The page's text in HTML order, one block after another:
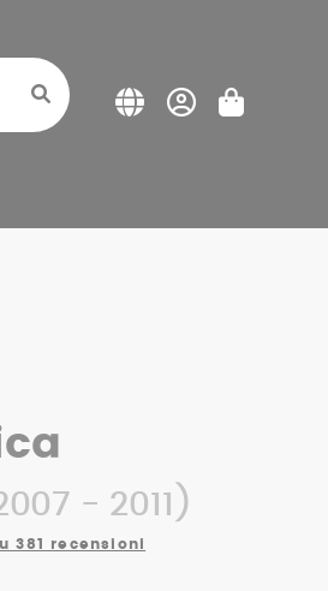
- 2011)
recensioni